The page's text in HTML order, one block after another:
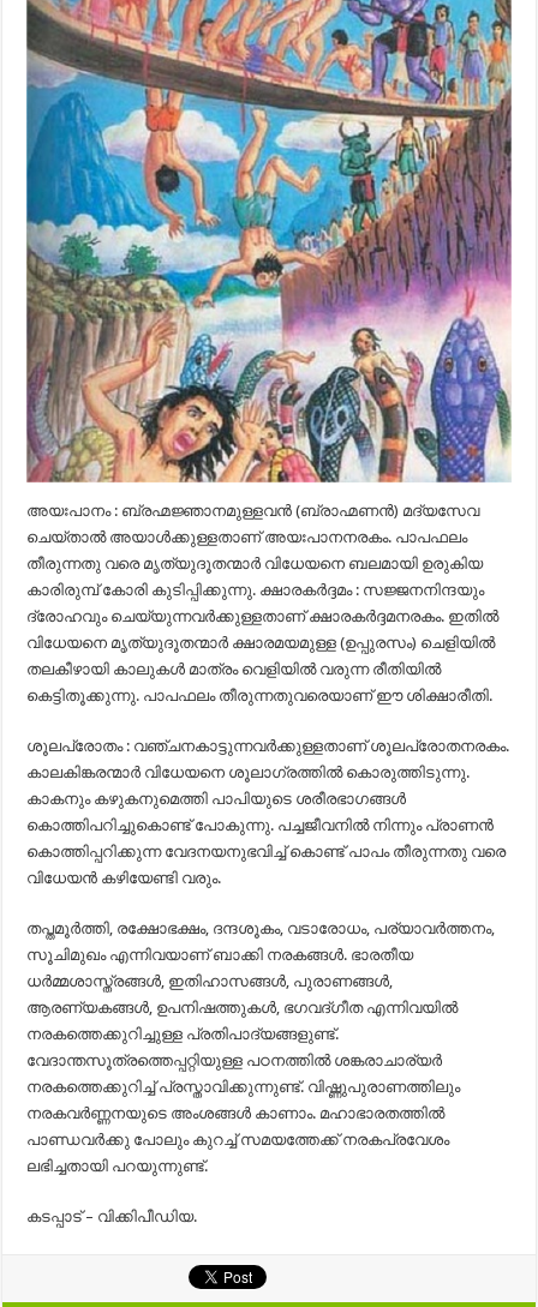
അയഃപാനം : ബ്രഹ്മജ്ഞാനമുള്ളവൻ (ബ്രാഹ്മണൻ) മദ്യസേവ
ചെയ്താൽ അയാൾക്കുള്ളതാണ് അയഃപാനനരകം. പാപഫലം
തീരുന്നതു വരെ മൃത്യുദൂതന്മാർ വിധേയനെ ബലമായി ഉരുകിയ
കാരിരുമ്പ് കോരി കുടിപ്പിക്കുന്നു. ക്ഷാരകർദ്ദമം : സജ്ജനനിന്ദയും
ദ്രോഹവും ചെയ്യുന്നവർക്കുള്ളതാണ് ക്ഷാരകർദ്ദമനരകം. ഇതിൽ
വിധേയനെ മൃത്യുദൂതന്മാർ ക്ഷാരമയമുള്ള (ഉപ്പുരസം) ചെളിയിൽ
തലകീഴായി കാലുകൾ മാത്രം വെളിയിൽ വരുന്ന രീതിയിൽ
കെട്ടിതൂക്കുന്നു. പാപഫലം തീരുന്നതുവരെയാണ് ഈ ശിക്ഷാരീതി.
ശൂലപ്രോതം : വഞ്ചനകാട്ടുന്നവർക്കുള്ളതാണ് ശൂലപ്രോതനരകം.
കാലകിങ്കരന്മാർ വിധേയനെ ശൂലാഗ്രത്തിൽ കൊരുത്തിടുന്നു.
കാകനും കഴുകനുമെത്തി പാപിയുടെ ശരീരഭാഗങ്ങൾ
കൊത്തിപറിച്ചുകൊണ്ട് പോകുന്നു. പച്ചജീവനിൽ നിന്നും പ്രാണൻ
കൊത്തിപ്പറിക്കുന്ന വേദനയനുഭവിച്ച് കൊണ്ട് പാപം തീരുന്നതു വരെ
വിധേയൻ കഴിയേണ്ടി വരും.
തപ്തമൂർത്തി, രക്ഷോഭക്ഷം, ദന്ദശൂകം, വടാരോധം, പര്യാവർത്തനം,
സൂചിമുഖം എന്നിവയാണ് ബാക്കി നരകങ്ങൾ. ഭാരതീയ
ധർമ്മശാസ്ത്രങ്ങൾ, ഇതിഹാസങ്ങൾ, പുരാണങ്ങൾ,
ആരണ്യകങ്ങൾ, ഉപനിഷത്തുകൾ, ഭഗവദ്ഗീത എന്നിവയിൽ
നരകത്തെക്കുറിച്ചുള്ള പ്രതിപാദ്യങ്ങളുണ്ട്.
വേദാന്തസൂത്രത്തെപ്പറ്റിയുള്ള പഠനത്തിൽ ശങ്കരാചാര്യർ
നരകത്തെക്കുറിച്ച് പ്രസ്താവിക്കുന്നുണ്ട്. വിഷ്ണുപുരാണത്തിലും
നരകവർണ്ണനയുടെ അംശങ്ങൾ കാണാം. മഹാഭാരതത്തിൽ
പാണ്ഡവർക്കു പോലും കുറച്ച് സമയത്തേക്ക് നരകപ്രവേശം
ലഭിച്ചതായി പറയുന്നുണ്ട്.
കടപ്പാട് – വിക്കിപീഡിയ.